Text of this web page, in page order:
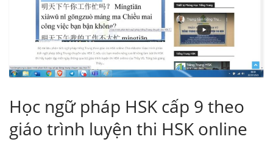
Học ngữ pháp HSK cấp 9 theo
giáo trình luyện thi HSK online